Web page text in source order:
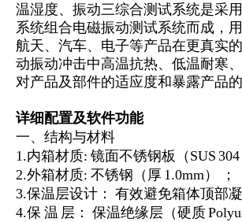
温湿度、振动三综合测试系统是采
系统组合电磁振动测试系统而成，用
航天、汽车、电子等产品在更真实
动振动冲击中高温抗热、低温耐寒
对产品及部件的适应度和暴露产品的
详细配置及软件功能
一、结构与材料
1.内箱材质: 镜面不锈钢板（SUS 304
2.外箱材质: 不锈钢（厚 1.0mm） ；
3.保温层设计： 有效避免箱体顶部凝
4.保 温 层： 保温绝缘层（硬质